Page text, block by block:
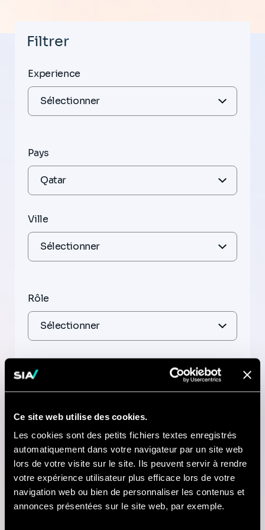
Ce site web utilise des cookies.
Les cookies sont des petits fichiers textes enregistrés
automatiquement dans votre navigateur par un site web
lors de votre visite sur le site. Ils peuvent servir à rendre
votre expérience utilisateur plus efficace lors de votre
navigation web ou bien de personnaliser les contenus et
annonces présentées sur le site web, par exemple.
Filtrer
Experience
Pays
Ville
Rôle
Titre